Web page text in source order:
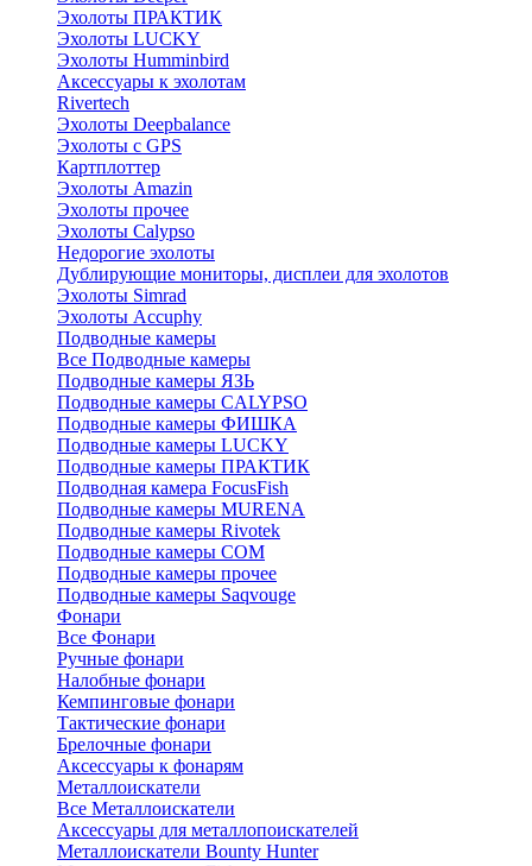
Эхолоты ПРАКТИК
Эхолоты LUCKY
Эхолоты Humminbird
Аксессуары к эхолотам
Rivertech
Эхолоты Deepbalance
Эхолоты с GPS
Картплоттер
Эхолоты Amazin
Эхолоты прочее
Эхолоты Calypso
Недорогие эхолоты
Дублирующие мониторы, дисплеи для эхолотов
Эхолоты Simrad
Эхолоты Accuphy
Подводные камеры
Все Подводные камеры
Подводные камеры ЯЗЬ
Подводные камеры CALYPSO
Подводные камеры ФИШКА
Подводные камеры LUCKY
Подводные камеры ПРАКТИК
Подводная камера FocusFish
Подводные камеры MURENA
Подводные камеры Rivotek
Подводные камеры СОМ
Подводные камеры прочее
Подводные камеры Saqvouge
Фонари
Все Фонари
Ручные фонари
Налобные фонари
Кемпинговые фонари
Тактические фонари
Брелочные фонари
Аксессуары к фонарям
Металлоискатели
Все Металлоискатели
Аксессуары для металлопоискателей
Металлоискатели Bounty Hunter